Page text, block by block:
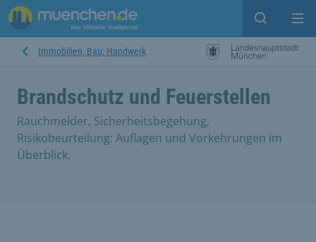
Suche
Immobilien, Bau, Handwerk
Brandschutz und Feuerstellen
Rauchmelder, Sicherheitsbegehung,
Risikobeurteilung: Auflagen und Vorkehrungen im
Überblick.